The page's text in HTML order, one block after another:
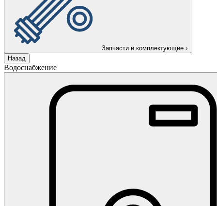
Запчасти и комплектующие ›
Назад
Водоснабжение